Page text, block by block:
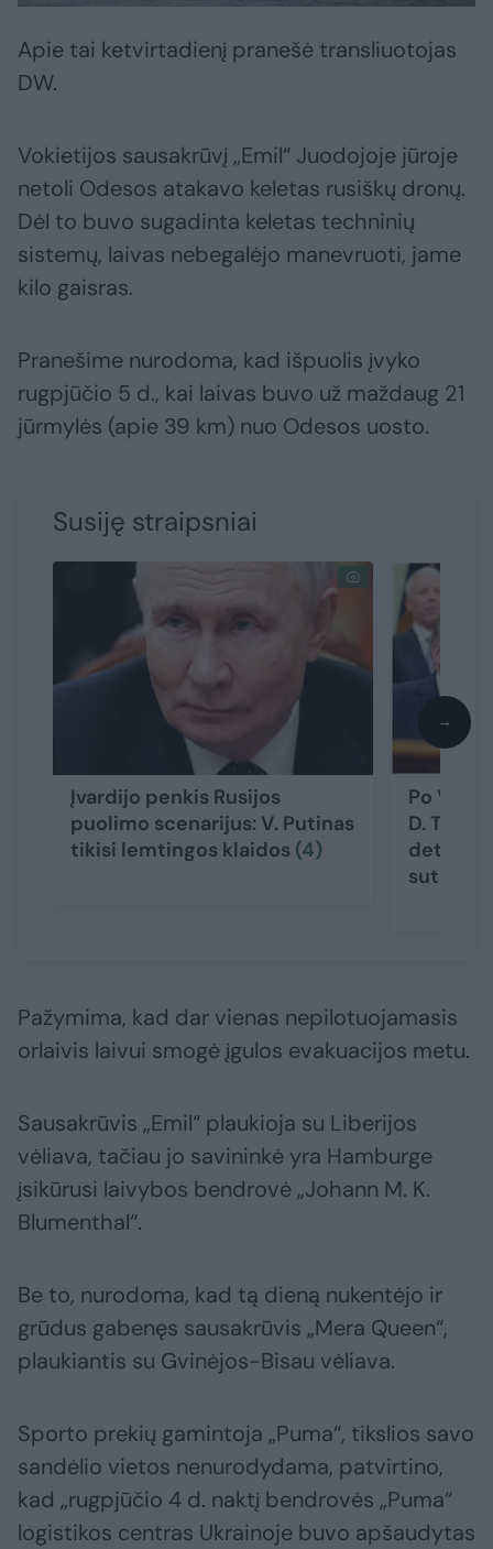
Apie tai ketvirtadienį pranešė transliuotojas
DW.
Vokietijos sausakrūvį „Emil“ Juodojoje jūroje
netoli Odesos atakavo keletas rusiškų dronų.
Dėl to buvo sugadinta keletas techninių
sistemų, laivas nebegalėjo manevruoti, jame
kilo gaisras.
Pranešime nurodoma, kad išpuolis įvyko
rugpjūčio 5 d., kai laivas buvo už maždaug 21
jūrmylės (apie 39 km) nuo Odesos uosto.
Susiję straipsniai
Įvardijo penkis Rusijos
puolimo scenarijus: V. Putinas
tikisi lemtingos klaidos (4)
Po V.
D.
detalių:
sutarta
→
Pažymima, kad dar vienas nepilotuojamasis
orlaivis laivui smogė įgulos evakuacijos metu.
Sausakrūvis „Emil“ plaukioja su Liberijos
vėliava, tačiau jo savininkė yra Hamburge
įsikūrusi laivybos bendrovė „Johann M. K.
Blumenthal“.
Be to, nurodoma, kad tą dieną nukentėjo ir
grūdus gabenęs sausakrūvis „Mera Queen“,
plaukiantis su Gvinėjos-Bisau vėliava.
Sporto prekių gamintoja „Puma“, tikslios savo
sandėlio vietos nenurodydama, patvirtino,
kad „rugpjūčio 4 d. naktį bendrovės „Puma“
logistikos centras Ukrainoje buvo apšaudytas